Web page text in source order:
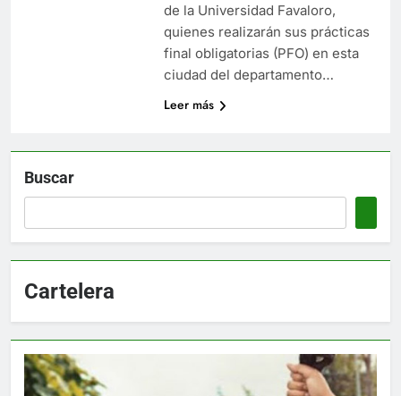
de la Universidad Favaloro,
quienes realizarán sus prácticas
final obligatorias (PFO) en esta
ciudad del departamento…
Leer más
Buscar
Cartelera